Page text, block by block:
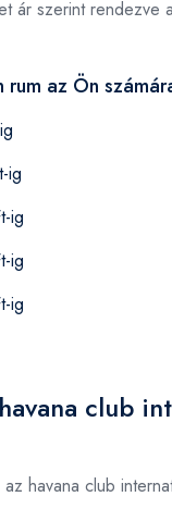
ár szerint rendezve
rum az Ön
ig
ig
ig
ig
club
az havana club